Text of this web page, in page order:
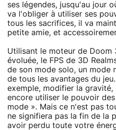
ses légendes, jusqu'au jour
va l'obliger à utiliser ses
tous les sacrifices, il va
petite amie, et
Utilisant le moteur de Doom
évoluée, le FPS de 3D
de son mode solo, un mode
de tous les avantages du
exemple, modifier la gravité,
encore utiliser le pouvoir
mode ». Mais ce n'est pas
ne signifiera pas la fin de la
avoir perdu toute votre